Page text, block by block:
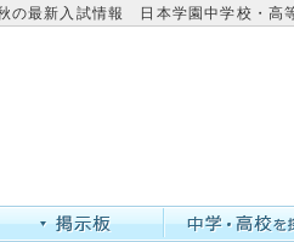
の最新入試情報 日本学園中学校・高